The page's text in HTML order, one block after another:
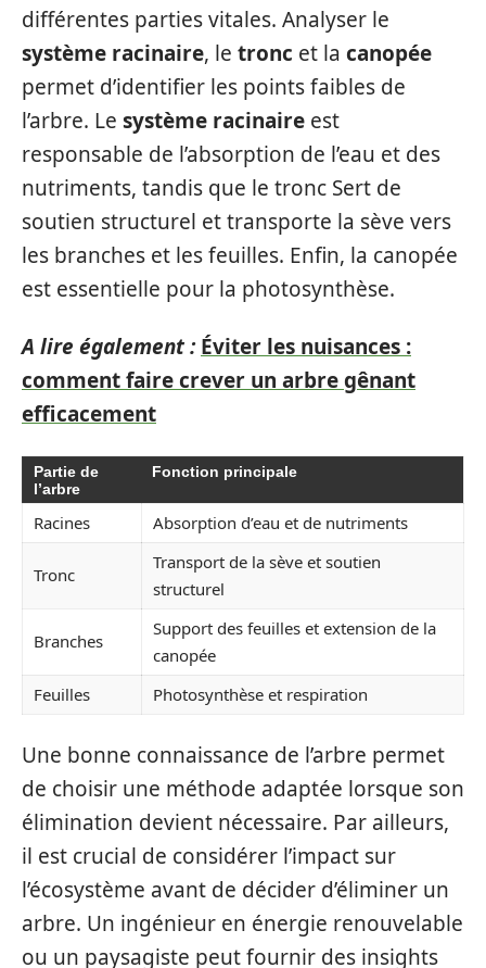
différentes parties vitales. Analyser le
système racinaire, le tronc et la canopée
permet d’identifier les points faibles de
l’arbre. Le système racinaire est
responsable de l’absorption de l’eau et des
nutriments, tandis que le tronc Sert de
soutien structurel et transporte la sève vers
les branches et les feuilles. Enfin, la canopée
est essentielle pour la photosynthèse.
A lire également : Éviter les nuisances :
comment faire crever un arbre gênant
efficacement
Partie de
l’arbre
Fonction principale
Racines Absorption d’eau et de nutriments
Tronc
Transport de la sève et soutien
structurel
Branches
Support des feuilles et extension de la
canopée
Feuilles
Photosynthèse et respiration
Une bonne connaissance de l’arbre permet
de choisir une méthode adaptée lorsque son
élimination devient nécessaire. Par ailleurs,
il est crucial de considérer l’impact sur
l’écosystème avant de décider d’éliminer un
arbre. Un ingénieur en énergie renouvelable
ou un paysagiste peut fournir des insights